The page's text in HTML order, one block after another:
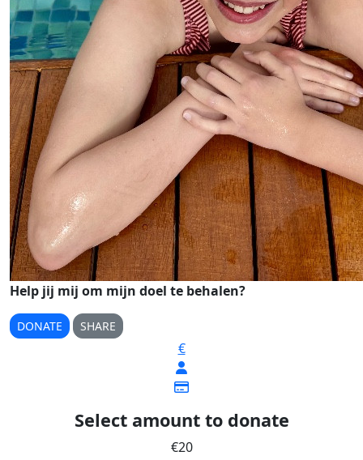
Help jij mij om mijn doel te behalen?
DONATE SHARE
€
Select amount to donate
€20